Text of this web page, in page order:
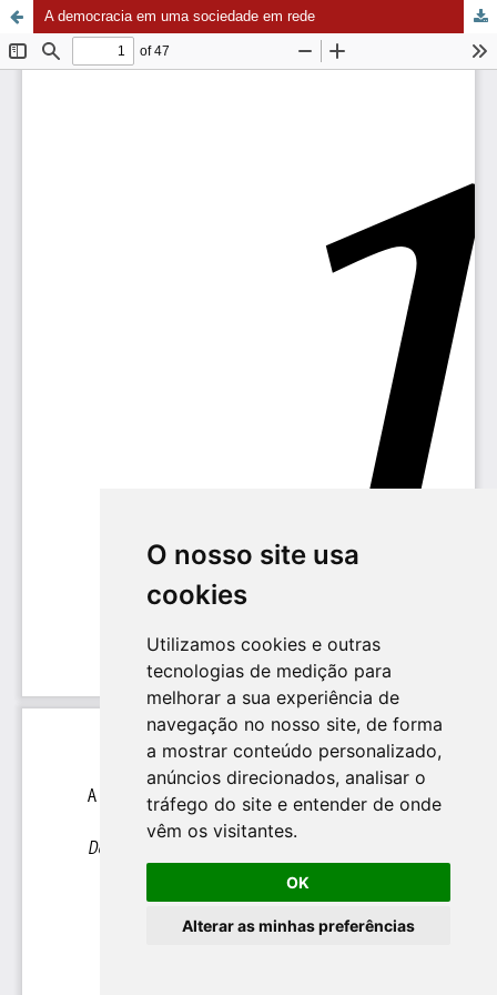
O nosso site usa
cookies
Utilizamos cookies e outras
tecnologias de medição para
melhorar a sua experiência de
navegação no nosso site, de forma
a mostrar conteúdo personalizado,
anúncios direcionados, analisar o
tráfego do site e entender de onde
vêm os visitantes.
OK
Alterar as minhas preferências
A democracia em uma sociedade em rede